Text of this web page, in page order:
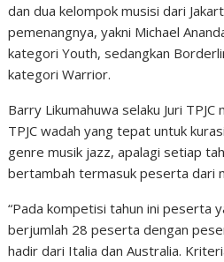
dan dua kelompok musisi dari
pemenangnya, yakni Michael
kategori Youth, sedangkan
kategori Warrior.
Barry Likumahuwa selaku Juri
TPJC wadah yang tepat untuk
genre musik jazz, apalagi setiap
bertambah termasuk peserta dari
“Pada kompetisi tahun ini peserta
berjumlah 28 peserta dengan
hadir dari Italia dan Australia.